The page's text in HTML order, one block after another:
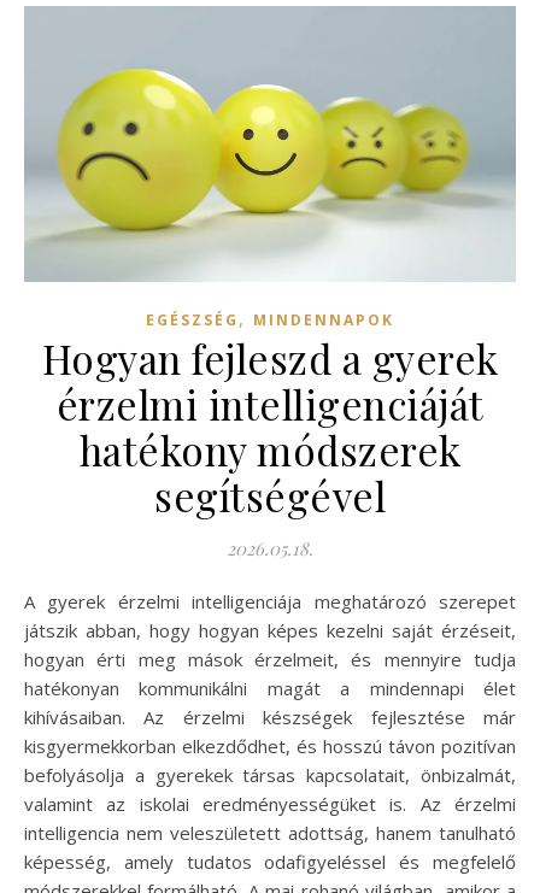
EGÉSZSÉG , MINDENNAPOK
Hogyan fejleszd a gyerek
érzelmi intelligenciáját
hatékony módszerek
segítségével
2026.05.18.
A gyerek érzelmi intelligenciája meghatározó szerepet
játszik abban, hogy hogyan képes kezelni saját érzéseit,
hogyan érti meg mások érzelmeit, és mennyire tudja
hatékonyan kommunikálni magát a mindennapi élet
kihívásaiban. Az érzelmi készségek fejlesztése már
kisgyermekkorban elkezdődhet, és hosszú távon pozitívan
befolyásolja a gyerekek társas kapcsolatait, önbizalmát,
valamint az iskolai eredményességüket is. Az érzelmi
intelligencia nem veleszületett adottság, hanem tanulható
képesség, amely tudatos odafigyeléssel és megfelelő